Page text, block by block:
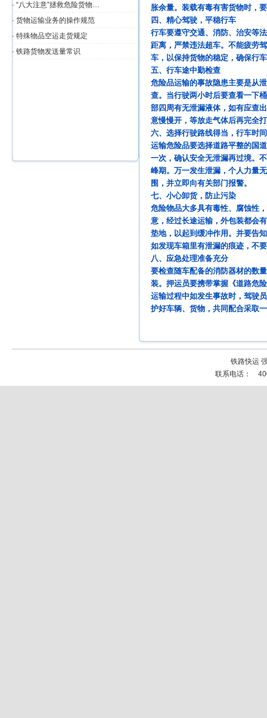
全国 <——> 合肥
全国 <——> 杭州
· “八大注意”拯救危险货物…
· 货物运输业务的操作规范
· 特殊物品空运走货规定
· 铁路货物发送量常识
胀余量。装载有毒有害货物时，
四、精心驾驶，平稳行车
行车要遵守交通、消防、治安等
距离，严禁违法超车。不能疲劳
车，以保持货物的稳定，确保行
五、行车途中勤检查
危险品运输的事故隐患主要是从
查。当行驶两小时后要查看一下
部四周有无泄漏液体，如有应查
意慢慢开，等放走气体后再完全
六、选择行驶路线得当，行车时
运输危险品要选择道路平整的国
一次，确认安全无泄漏再过境。
峰期。万一发生泄漏，个人力量
围，并立即向有关部门报警。
七、小心卸货，防止污染
危险物品大多具有毒性、腐蚀性
意，经过长途运输，外包装都会
垫地，以起到缓冲作用。并要告
如发现车箱里有泄漏的痕迹，不
八、应急处理准备充分
要检查随车配备的消防器材的数
装。押运员要携带掌握《道路危
运输过程中如发生事故时，驾驶
护好车辆、货物，共同配合采取
铁路快运
联系电话：